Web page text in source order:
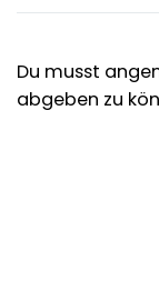
Du musst
abgeben zu